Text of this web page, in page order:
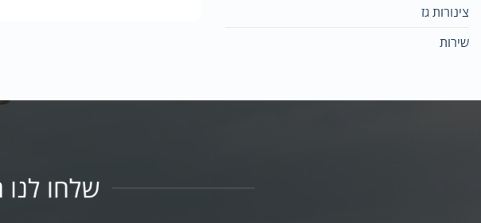
צינורות גז
שירות
שלחו